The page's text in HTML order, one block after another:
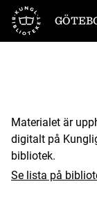
Till startsidan
Materialet är
digitalt på
bibliotek.
Se lista på